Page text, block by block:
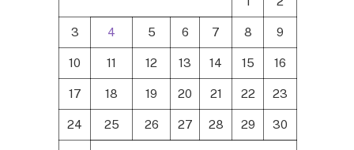
3 4 5 6 7 8 9
10 11 12 13 14 15 16
17 18 19 20 21 22 23
24 25 26 27 28 29 30